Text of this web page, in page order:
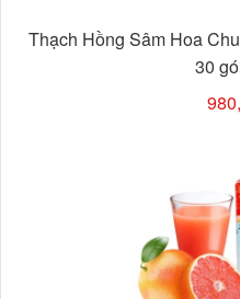
Thạch Hồng Sâm Hoa
30